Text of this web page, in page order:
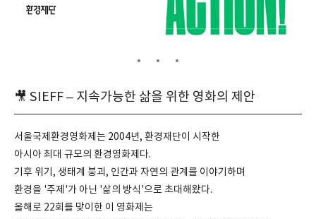
🎥 SIEFF – 지속가능한 삶을 위한 영화의 제안
서울국제환경영화제는 2004년, 환경재단이 시작한
아시아 최대 규모의 환경영화제다.
기후 위기, 생태계 붕괴, 인간과 자연의 관계를 이야기하며
환경을 '주제'가 아닌 '삶의 방식'으로 초대해왔다.
올해로 22회를 맞이한 이 영화제는